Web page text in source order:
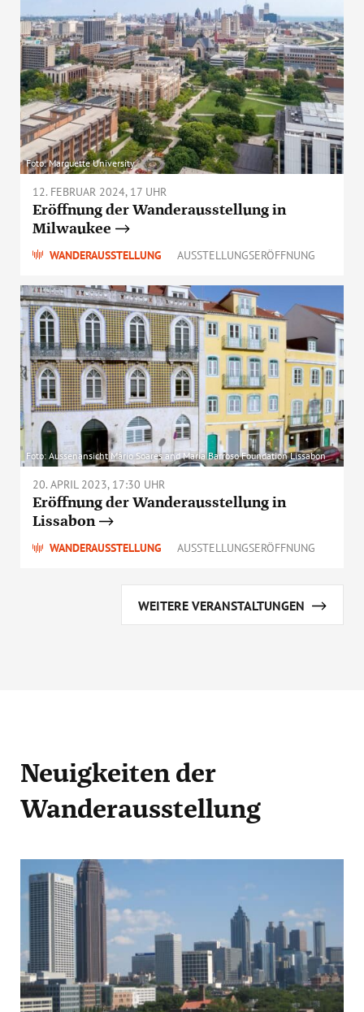
Foto: Marquette University
12. FEBRUAR 2024, 17 UHR
Eröffnung der Wanderausstellung in
Milwaukee
WANDERAUSSTELLUNG AUSSTELLUNGSERÖFFNUNG
Foto: Aussenansicht Mário Soares and Maria Barroso Foundation Lissabon
20. APRIL 2023, 17:30 UHR
Eröffnung der Wanderausstellung in
Lissabon
WANDERAUSSTELLUNG AUSSTELLUNGSERÖFFNUNG
WEITERE VERANSTALTUNGEN
Neuigkeiten der
Wanderausstellung